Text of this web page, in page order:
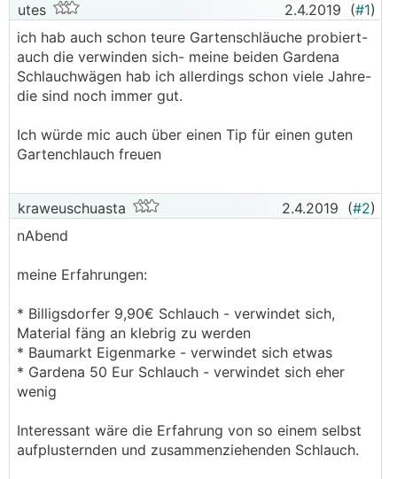
utes 2.4.2019 (#1)
ich hab auch schon teure Gartenschläuche probiert-
auch die verwinden sich- meine beiden Gardena
Schlauchwägen hab ich allerdings schon viele Jahre-
die sind noch immer gut.
Ich würde mic auch über einen Tip für einen guten
Gartenchlauch freuen
kraweuschuasta 2.4.2019 (#2)
nAbend
meine Erfahrungen:
* Billigsdorfer 9,90€ Schlauch - verwindet sich,
Material fäng an klebrig zu werden
* Baumarkt Eigenmarke - verwindet sich etwas
* Gardena 50 Eur Schlauch - verwindet sich eher
wenig
Interessant wäre die Erfahrung von so einem selbst
aufplusternden und zusammenziehenden Schlauch.